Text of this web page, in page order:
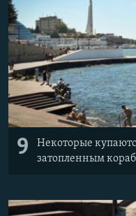
9
Некоторые
затопленным